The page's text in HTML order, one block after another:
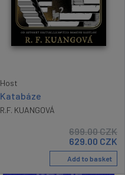
Host
Katabáze
R.F. KUANGOVÁ
699.00CZK
629.00 CZK
Add to basket